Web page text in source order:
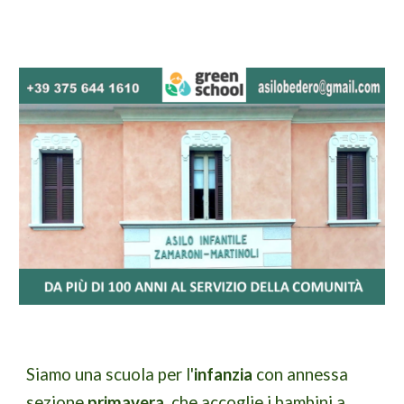
Siamo una scuola per l'infanzia con annessa